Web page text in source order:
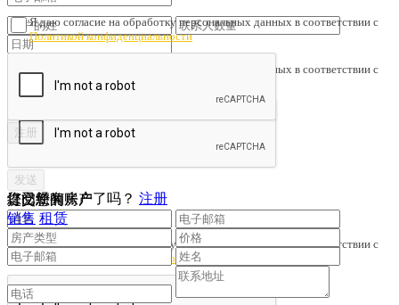
Я даю согласие на обработку персональных данных в соответствии с
Политикой конфиденциальности
您已经有账户了吗？ 注册
Я даю согласие на обработку персональных данных в соответствии с
Политикой конфиденциальности
提交您的房产
销售 租赁
订阅新闻
Я даю согласие на обработку персональных данных в соответствии с
Политикой конфиденциальности